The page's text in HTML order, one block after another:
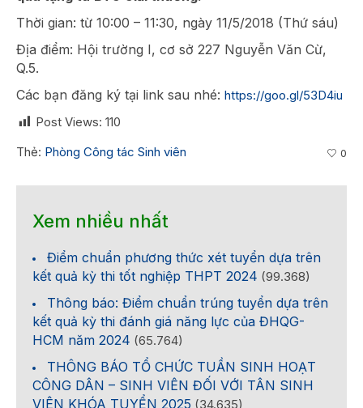
Thời gian: từ 10:00 – 11:30, ngày 11/5/2018 (Thứ sáu)
Địa điểm: Hội trường I, cơ sở 227 Nguyễn Văn Cừ,
Q.5.
Các bạn đăng ký tại link sau nhé: https://goo.gl/53D4iu
Post Views: 110
Thẻ: Phòng Công tác Sinh viên 0
Xem nhiều nhất
Điểm chuẩn phương thức xét tuyển dựa trên
kết quả kỳ thi tốt nghiệp THPT 2024 (99.368)
Thông báo: Điểm chuẩn trúng tuyển dựa trên
kết quả kỳ thi đánh giá năng lực của ĐHQG-
HCM năm 2024 (65.764)
THÔNG BÁO TỔ CHỨC TUẦN SINH HOẠT
CÔNG DÂN – SINH VIÊN ĐỐI VỚI TÂN SINH
VIÊN KHÓA TUYỂN 2025 (34.635)